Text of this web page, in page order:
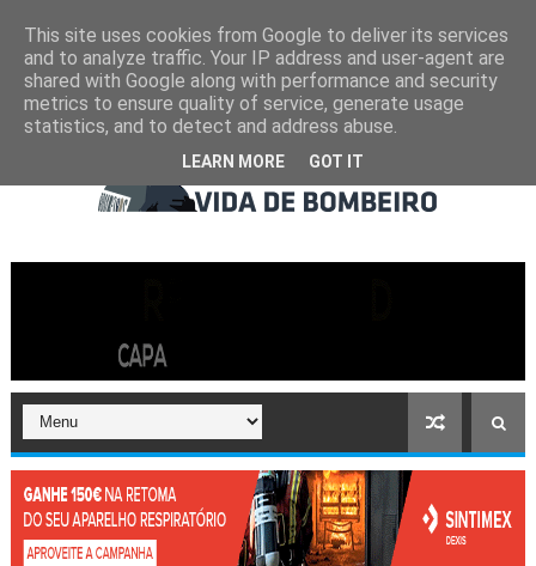
This site uses cookies from Google to deliver its services
and to analyze traffic. Your IP address and user-agent are
shared with Google along with performance and security
metrics to ensure quality of service, generate usage
statistics, and to detect and address abuse.
LEARN MORE GOT IT